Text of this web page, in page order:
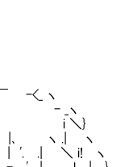
ヽ
_ヽ
}
ヽ
i! ヽ